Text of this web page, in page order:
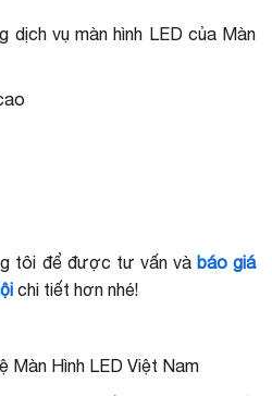
dịch vụ màn hình LED của Màn
tôi để được tư vấn và báo giá
chi tiết hơn nhé!
Màn Hình LED Việt Nam